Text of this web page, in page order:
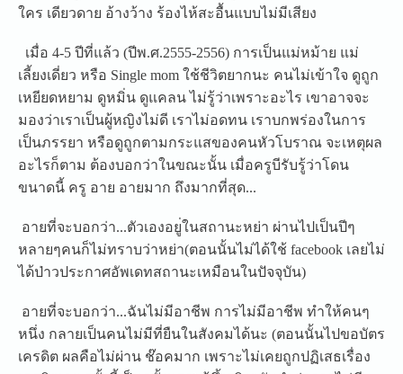
ใคร เดียวดาย อ้างว้าง ร้องไห้สะอื้นแบบไม่มีเสียง
เมื่อ 4-5 ปีที่แล้ว (ปีพ.ศ.2555-2556) การเป็นแม่หม้าย แม่
เลี้ยงเดี่ยว หรือ Single mom ใช้ชีวิตยากนะ คนไม่เข้าใจ ดูถูก
เหยียดหยาม ดูหมิ่น ดูแคลน ไม่รู้ว่าเพราะอะไร เขาอาจจะ
มองว่าเราเป็นผู้หญิงไม่ดี เราไม่อดทน เราบกพร่องในการ
เป็นภรรยา หรือดูถูกตามกระแสของคนหัวโบราณ จะเหตุผล
อะไรก็ตาม ต้องบอกว่าในขณะนั้น เมื่อครูบีรับรู้ว่าโดน
ขนาดนี้ ครู อาย อายมาก ถึงมากที่สุด...
อายที่จะบอกว่า...ตัวเองอยู่ในสถานะหย่า ผ่านไปเป็นปีๆ
หลายๆคนก็ไม่ทราบว่าหย่า(ตอนนั้นไม่ได้ใช้ facebook เลยไม่
ได้ป่าวประกาศอัพเดทสถานะเหมือนในปัจจุบัน)
อายที่จะบอกว่า...ฉันไม่มีอาชีพ การไม่มีอาชีพ ทำให้คนๆ
หนึ่ง กลายเป็นคนไม่มีที่ยืนในสังคมได้นะ (ตอนนั้นไปขอบัตร
เครดิต ผลคือไม่ผ่าน ช๊อคมาก เพราะไม่เคยถูกปฏิเสธเรื่อง